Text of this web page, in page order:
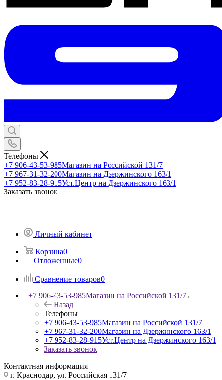
Телефоны
+7 906-43-53-985Магазин на Российской 131/7
+7 967-31-32-200Магазин на Дзержинского 163/1
+7 952-83-28-915Уст.Центр на Дзержинского 163/1
Заказать звонок
Личный кабинет
Корзина0
Отложенные0
Сравнение товаров0
+7 906-43-53-985Магазин на Российской 131/7
Назад
Телефоны
+7 906-43-53-985Магазин на Российской 131/7
+7 967-31-32-200Магазин на Дзержинского 163/1
+7 952-83-28-915Уст.Центр на Дзержинского 163/1
Заказать звонок
Контактная информация
г. Краснодар, ул. Российская 131/7